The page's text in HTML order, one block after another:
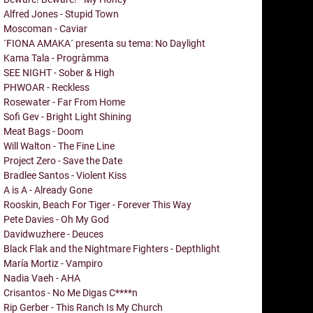
Alfred Jones - Stupid Town
Moscoman - Caviar
´FIONA AMAKA´ presenta su tema: No Daylight
Kama Tala - Progràmma
SEE NIGHT - Sober & High
PHWOAR - Reckless
Rosewater - Far From Home
Sofi Gev - Bright Light Shining
Meat Bags - Doom
Will Walton - The Fine Line
Project Zero - Save the Date
Bradlee Santos - Violent Kiss
A is A - Already Gone
Rooskin, Beach For Tiger - Forever This Way
Pete Davies - Oh My God
Davidwuzhere - Deuces
Black Flak and the Nightmare Fighters - Depthlight
María Mortiz - Vampiro
Nadia Vaeh - AHA
Crisantos - No Me Digas C****n
Rip Gerber - This Ranch Is My Church